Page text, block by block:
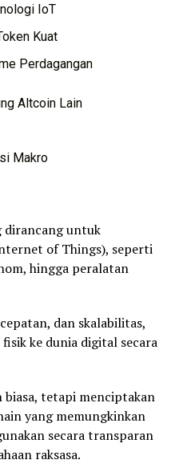
IoT
Kuat
Perdagangan
Altcoin Lain
Makro
dirancang untuk
of Things), seperti
hingga peralatan
dan skalabilitas,
ke dunia digital secara
biasa, tetapi menciptakan
yang memungkinkan
secara transparan
raksasa.